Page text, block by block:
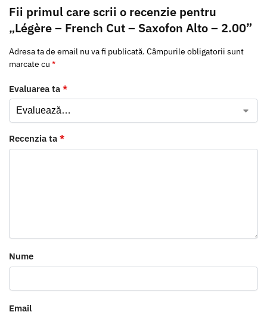
Fii primul care scrii o recenzie pentru
„Légère – French Cut – Saxofon Alto – 2.00”
Adresa ta de email nu va fi publicată. Câmpurile obligatorii sunt
marcate cu *
Evaluarea ta *
Recenzia ta *
Nume
Email